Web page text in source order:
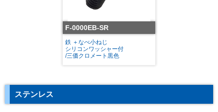
F-0000EB-SR
鉄 ＋なべ小ねじ
シリコンワッシャー付
/三価クロメート黒色
ステンレス